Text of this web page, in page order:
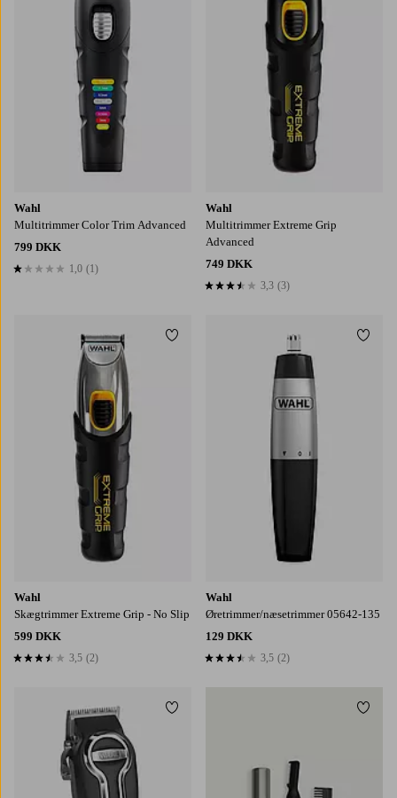
Wahl
Multitrimmer Color Trim Advanced
799 DKK
1,0 baseret på 1 bedømmelser
1,0 (1)
Wahl
Multitrimmer Extreme Grip
Advanced
749 DKK
3,3 baseret på 3 bedømmelser
3,3 (3)
Wahl
Skægtrimmer Extreme Grip - No Slip
599 DKK
3,5 baseret på 2 bedømmelser
3,5 (2)
Tilføj til favoritter
Wahl
Øretrimmer/næsetrimmer 05642-135
129 DKK
3,5 baseret på 2 bedømmelser
3,5 (2)
Tilføj til favoritter